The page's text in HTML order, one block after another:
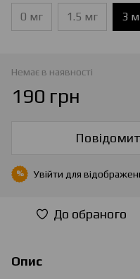
0 мг 1.5 мг 3
Немає в наявності
190 грн
% Увійти для
До обраного
Опис